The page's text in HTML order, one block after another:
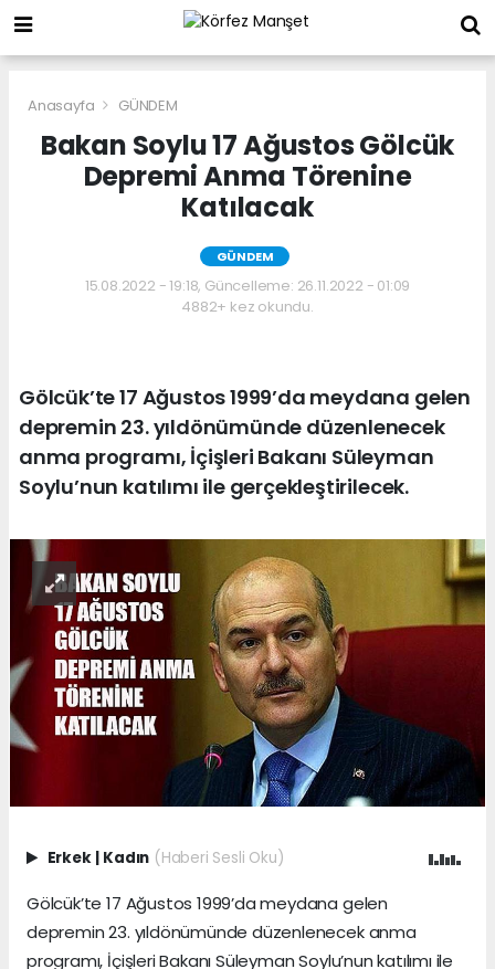
Anasayfa GÜNDEM
Bakan Soylu 17 Ağustos Gölcük
Depremi Anma Törenine
Katılacak
GÜNDEM
15.08.2022 - 19:18, Güncelleme: 26.11.2022 - 01:09
4882+ kez okundu.
Gölcük’te 17 Ağustos 1999’da meydana gelen
depremin 23. yıldönümünde düzenlenecek
anma programı, İçişleri Bakanı Süleyman
Soylu’nun katılımı ile gerçekleştirilecek.
Erkek | Kadın (Haberi Sesli Oku)
Gölcük’te 17 Ağustos 1999’da meydana gelen
depremin 23. yıldönümünde düzenlenecek anma
programı, İçişleri Bakanı Süleyman Soylu’nun katılımı ile